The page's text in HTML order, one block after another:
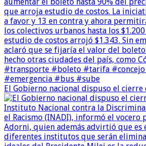
El Gobierno nacional dispuso el